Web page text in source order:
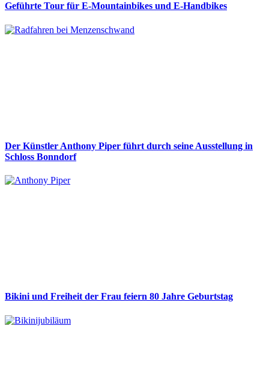
Geführte Tour für E-Mountainbikes und E-Handbikes
Der Künstler Anthony Piper führt durch seine Ausstellung in
Schloss Bonndorf
Bikini und Freiheit der Frau feiern 80 Jahre Geburtstag